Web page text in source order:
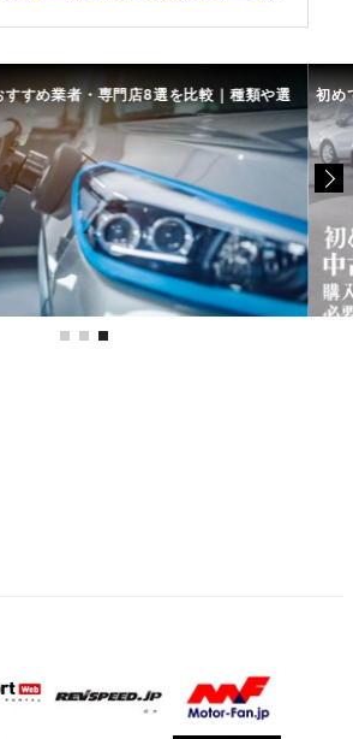
すめ業者・専門店8選を比較｜種類や選 初め